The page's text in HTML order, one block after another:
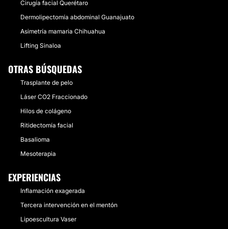
Cirugía facial Querétaro
Dermolipectomía abdominal Guanajuato
Asimetría mamaria Chihuahua
Lifting Sinaloa
OTRAS BÚSQUEDAS
Trasplante de pelo
Láser CO2 Fraccionado
Hilos de colágeno
Ritidectomía facial
Basalioma
Mesoterapia
EXPERIENCIAS
Inflamación exagerada
Tercera intervención en el mentón
Lipoescultura Vaser